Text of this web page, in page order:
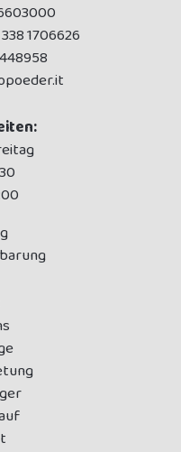
1706626